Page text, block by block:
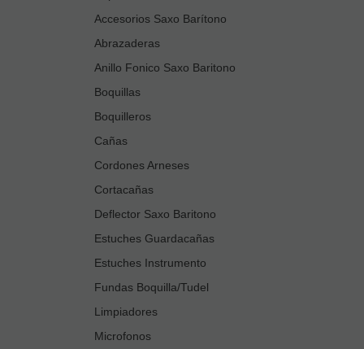
Accesorios Saxo Barítono
Abrazaderas
Anillo Fonico Saxo Baritono
Boquillas
Boquilleros
Cañas
Cordones Arneses
Cortacañas
Deflector Saxo Baritono
Estuches Guardacañas
Estuches Instrumento
Fundas Boquilla/Tudel
Limpiadores
Microfonos